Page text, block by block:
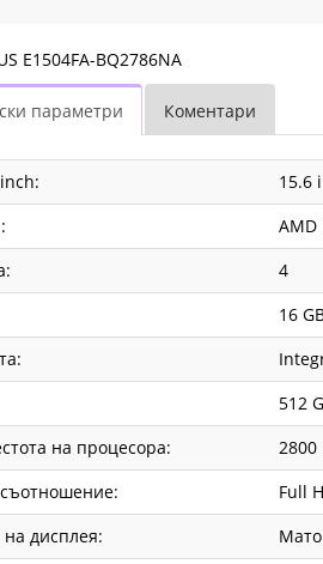
E1504FA-BQ2786NA
параметри Коментари
15.6
AMD
4
16
512
на процесора:
2800
Full
дисплея: